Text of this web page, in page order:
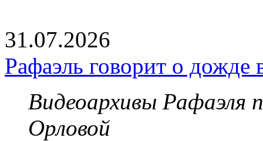
31.07.2026
Рафаэль говорит о дожде
Видеоархивы Рафаэля
Орловой